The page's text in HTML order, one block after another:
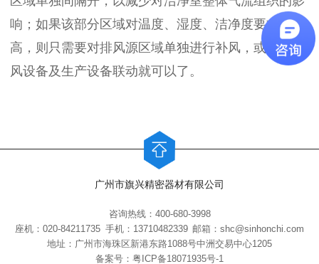
响；如果该部分区域对温度、湿度、洁净度要求不
高，则只需要对排风源区域单独进行补风，或进行排
风设备及生产设备联动就可以了。
广州市旗兴精密器材有限公司
咨询热线：400-680-3998
座机：020-84211735 手机：13710482339 邮箱：shc@sinhonchi.com
地址：广州市海珠区新港东路1088号中洲交易中心1205
备案号： 粤ICP备18071935号-1